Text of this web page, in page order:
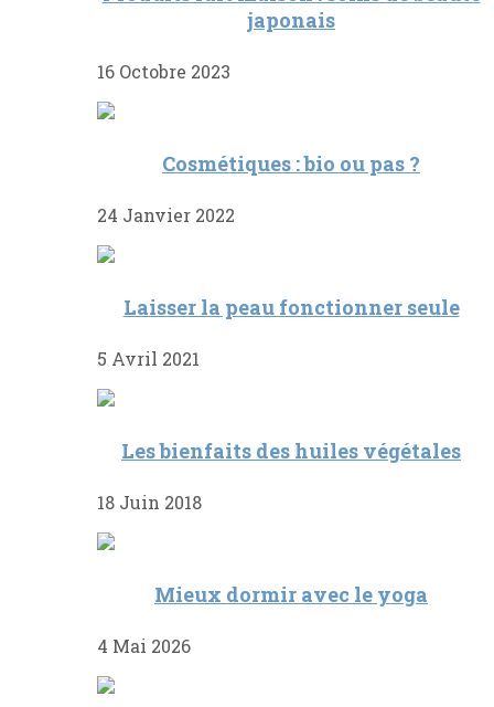
japonais
16 Octobre 2023
Cosmétiques : bio ou pas ?
24 Janvier 2022
Laisser la peau fonctionner seule
5 Avril 2021
Les bienfaits des huiles végétales
18 Juin 2018
Mieux dormir avec le yoga
4 Mai 2026